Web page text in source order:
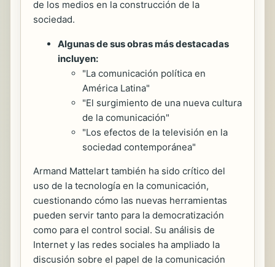
de los medios en la construcción de la
sociedad.
Algunas de sus obras más destacadas
incluyen:
"La comunicación política en
América Latina"
"El surgimiento de una nueva cultura
de la comunicación"
"Los efectos de la televisión en la
sociedad contemporánea"
Armand Mattelart también ha sido crítico del
uso de la tecnología en la comunicación,
cuestionando cómo las nuevas herramientas
pueden servir tanto para la democratización
como para el control social. Su análisis de
Internet y las redes sociales ha ampliado la
discusión sobre el papel de la comunicación